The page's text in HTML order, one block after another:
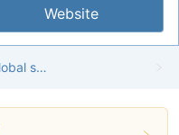
Website
Isang Pagbisita sa Naqdi Global sa UAE - Natagpuan ang Opisina